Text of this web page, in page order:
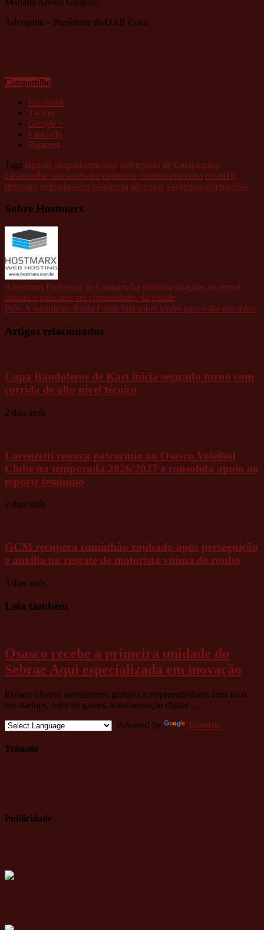
Advogada – Presidente da OAB Cotia
Compartilhe
Facebook
Twitter
Google +
LinkedIn
Pinterest
Tags aluguel aluguelcomercial aniversário de Carapicuíba
carapicuiba caucaiadoalto comercio coronavirus cotia covid19
desconto embudasartes pandemia sãoroque vargemgrandepaulista
Sobre Hostmarx
Anteriores Prefeitura de Carapicuíba distribui doações de cereal
infantil e máscaras em comunidades da cidade
Próx A sommelier Paula Farias fala sobre vinho para o dia das mães.
Artigos relacionados
Copa Bandoleros de Kart inicia segundo turno com
corrida de alto nível técnico
2 dias atrás
Lorenzetti renova patrocínio ao Osasco Voleibol
Clube na temporada 2026/2027 e consolida apoio ao
esporte feminino
2 dias atrás
GCM recupera caminhão roubado após perseguição
e auxilia no resgate de motorista vítima de roubo
3 dias atrás
Leia também
Osasco recebe a primeira unidade do
Sebrae Aqui especializada em inovação
Espaço oferece atendimento gratuito a empreendedores com foco
em startups, setor de games, transformação digital …
Powered by
Translate
Trânsito
Publicidade